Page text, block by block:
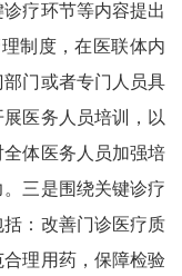
疗环节等内容提出
制度，在医联体内
门或者专门人员具
医务人员培训，以
体医务人员加强培
三是围绕关键诊疗
：改善门诊医疗质
理用药，保障检验